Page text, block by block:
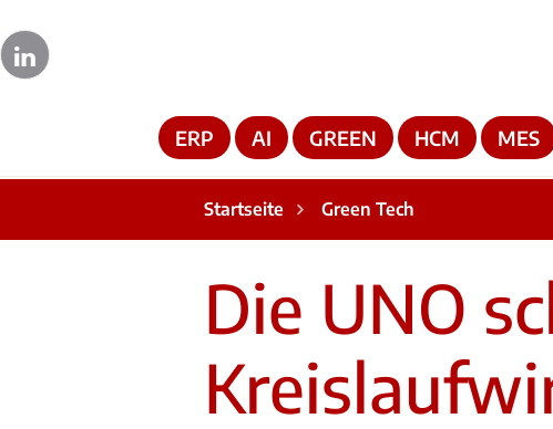
ERP AI GREEN HCM MES
Startseite Green Tech
Die UNO